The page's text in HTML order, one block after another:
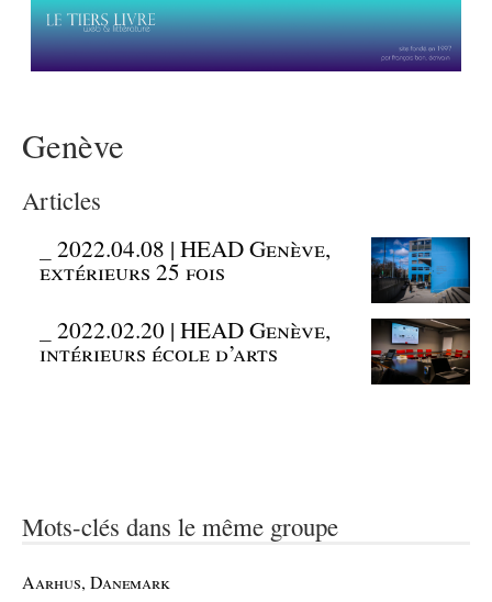
Genève
Articles
_2022.04.08 | HEAD Genève,
extérieurs 25 fois
_2022.02.20 | HEAD Genève,
intérieurs école d’arts
Mots-clés dans le même groupe
Aarhus, Danemark